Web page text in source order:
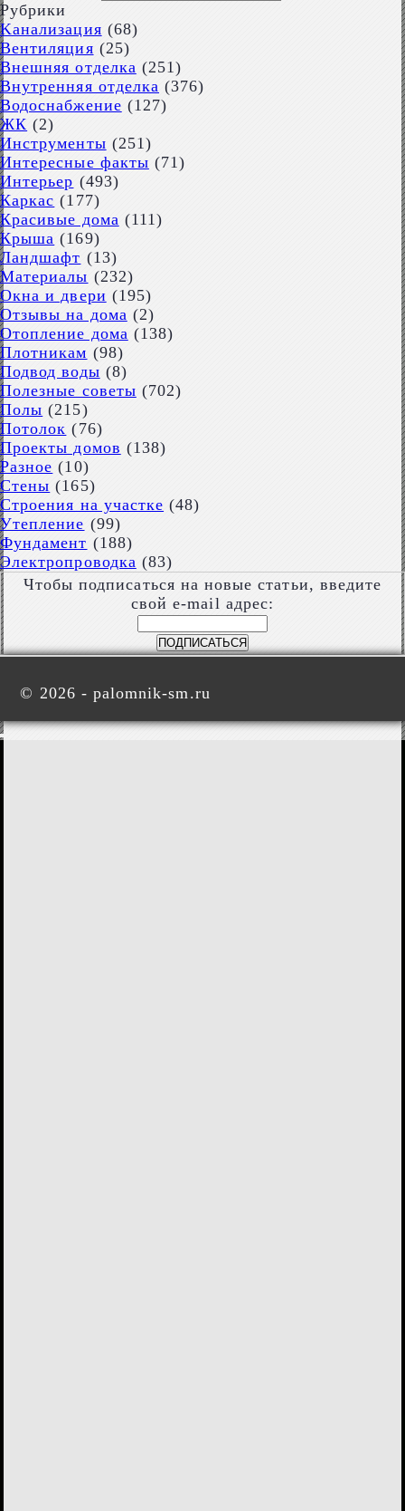
Рубрики
Kaнализация (68)
Вентиляция (25)
Внешняя отделка (251)
Внутренняя отделка (376)
Водоснабжение (127)
ЖК (2)
Инструменты (251)
Интересные факты (71)
Интерьер (493)
Каркас (177)
Красивые дома (111)
Крыша (169)
Ландшафт (13)
Материалы (232)
Окна и двери (195)
Отзывы на дома (2)
Отопление дома (138)
Плотникам (98)
Подвод воды (8)
Полезные советы (702)
Полы (215)
Потолок (76)
Проекты домов (138)
Разное (10)
Стены (165)
Строения на участке (48)
Утепление (99)
Фундамент (188)
Электропроводка (83)
Чтобы подписаться на новые статьи, введите
свой e-mail адрес:
© 2026 - palomnik-sm.ru